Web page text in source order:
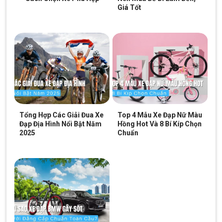
Xem thêm: Các mẫu xe đạp bé gáidễ
thương
Raptor Lựa Chọn Thân Thiện Với Trẻ Nhỏ
Raptor là thương hiệu xe đạp trẻ em được nhiều phụ huynh tin
chọn nhờ thiết kế gọn nhẹ, dễ điều khiển và an toàn cho bé. Xe
được thiết kế phù hợp với thể trạng trẻ nhỏ, giúp bé làm quen xe
nhanh và tự tin hơn khi tập đi xe đạp hai bánh.
Giá Tốt
Tổng Hợp Các Giải Đua Xe
Đạp Địa Hình Nổi Bật Năm
2025
Top 4 Mẫu Xe Đạp Nữ Màu
Hồng Hot Và 8 Bí Kíp Chọn
Chuẩn